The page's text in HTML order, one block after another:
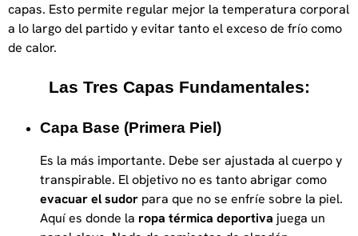
capas. Esto permite regular mejor la temperatura corporal
a lo largo del partido y evitar tanto el exceso de frío como
de calor.
Las Tres Capas Fundamentales:
Capa Base (primera Piel)
Es la más importante. Debe ser ajustada al cuerpo y
transpirable. El objetivo no es tanto abrigar como
evacuar el sudor para que no se enfríe sobre la piel.
Aquí es donde la ropa térmica deportiva juega un